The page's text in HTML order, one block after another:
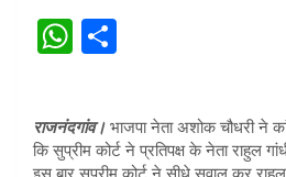
W
s
e
राजनंदगांव। भाजपा नेता अशोक चौधरी
कि सुप्रीम कोर्ट ने प्रतिपक्ष के नेता राहुल